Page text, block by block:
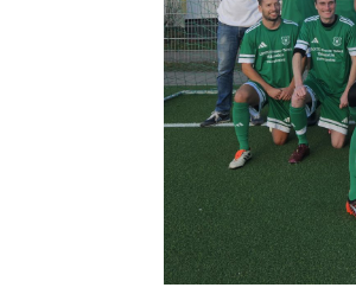
Tabellenführung
München